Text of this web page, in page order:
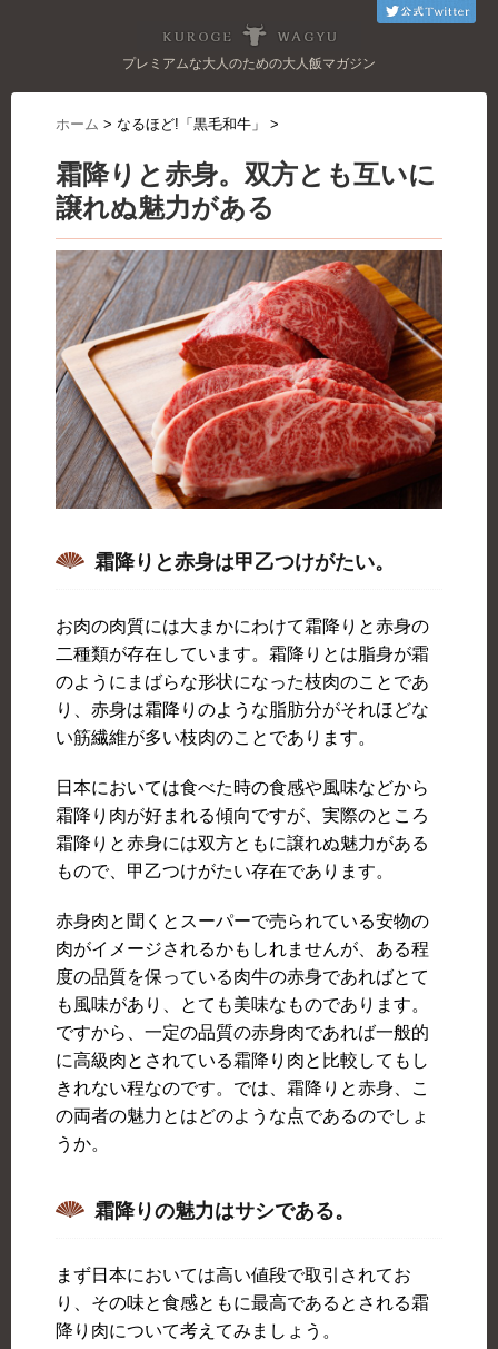
プレミアムな大人のための大人飯マガジン
ホーム > なるほど!「黒毛和牛」 >
霜降りと赤身。双方とも互いに
譲れぬ魅力がある
霜降りと赤身は甲乙つけがたい。
お肉の肉質には大まかにわけて霜降りと赤身の
二種類が存在しています。霜降りとは脂身が霜
のようにまばらな形状になった枝肉のことであ
り、赤身は霜降りのような脂肪分がそれほどな
い筋繊維が多い枝肉のことであります。
日本においては食べた時の食感や風味などから
霜降り肉が好まれる傾向ですが、実際のところ
霜降りと赤身には双方ともに譲れぬ魅力がある
もので、甲乙つけがたい存在であります。
赤身肉と聞くとスーパーで売られている安物の
肉がイメージされるかもしれませんが、ある程
度の品質を保っている肉牛の赤身であればとて
も風味があり、とても美味なものであります。
ですから、一定の品質の赤身肉であれば一般的
に高級肉とされている霜降り肉と比較してもし
きれない程なのです。では、霜降りと赤身、こ
の両者の魅力とはどのような点であるのでしょ
うか。
霜降りの魅力はサシである。
まず日本においては高い値段で取引されてお
り、その味と食感ともに最高であるとされる霜
降り肉について考えてみましょう。